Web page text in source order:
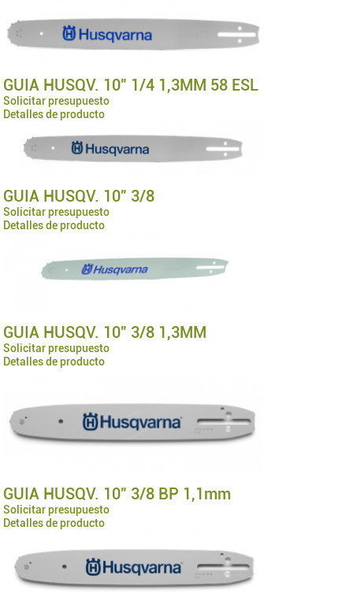
GUIA HUSQV. 10" 1/4 1,3MM 58 ESL
Solicitar presupuesto
Detalles de producto
GUIA HUSQV. 10" 3/8
Solicitar presupuesto
Detalles de producto
GUIA HUSQV. 10" 3/8 1,3MM
Solicitar presupuesto
Detalles de producto
GUIA HUSQV. 10" 3/8 BP 1,1mm
Solicitar presupuesto
Detalles de producto